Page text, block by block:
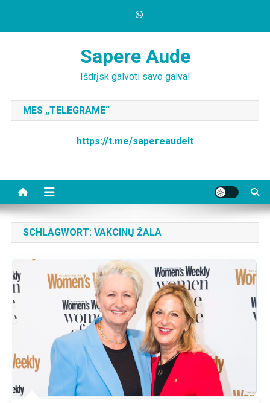
Sapere Aude
Išdrįsk galvoti savo galva!
MES „TELEGRAME“
https://t.me/sapereaudelt
SCHLAGWORT: VAKCINŲ ŽALA